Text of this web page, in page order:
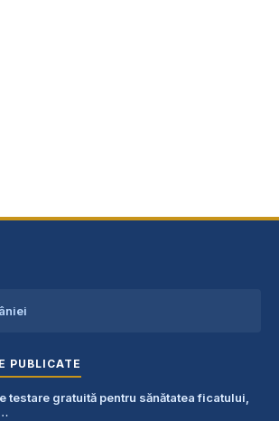
PUBLICATE
testare gratuită pentru sănătatea ficatului,